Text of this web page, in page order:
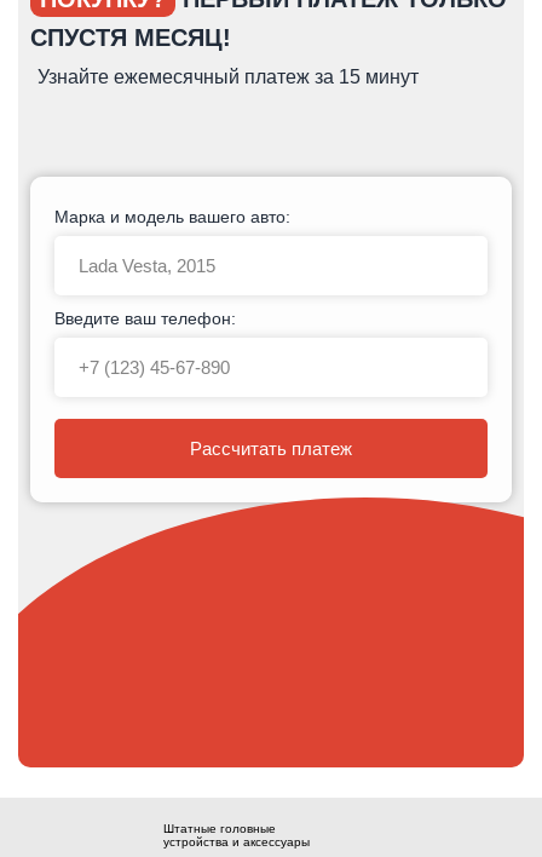
СПУСТЯ МЕСЯЦ!
Узнайте ежемесячный платеж за 15 минут
Марка и модель вашего авто:
Введите ваш телефон:
Рассчитать платеж
Штатные головные
устройства и аксессуары